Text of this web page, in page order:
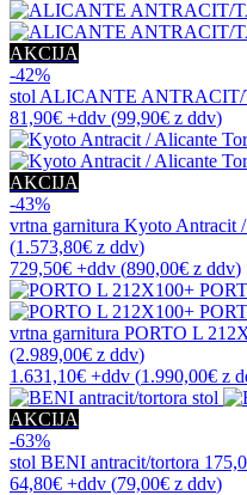
AKCIJA
-42%
stol ALICANTE ANTRACIT/
81,90€ +ddv (99,90€ z ddv)
AKCIJA
-43%
vrtna garnitura Kyoto Antracit
(1.573,80€ z ddv)
729,50€ +ddv (890,00€ z ddv)
vrtna garnitura PORTO L
(2.989,00€ z ddv)
1.631,10€ +ddv (1.990,00€ z
AKCIJA
-63%
stol BENI antracit/tortora
64,80€ +ddv (79,00€ z ddv)